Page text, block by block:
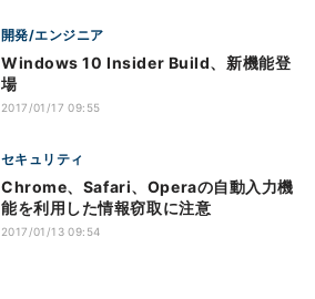
開発/エンジニア
Windows 10 Insider Build、新機能登
場
2017/01/17 09:55
セキュリティ
Chrome、Safari、Operaの自動入力機
能を利用した情報窃取に注意
2017/01/13 09:54